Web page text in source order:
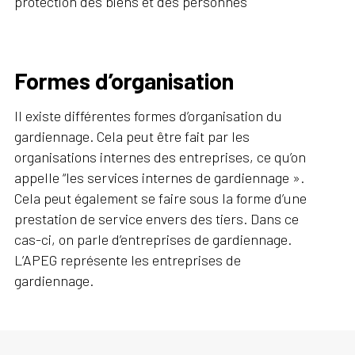
Formes d’organisation
Il existe différentes formes d’organisation du
gardiennage. Cela peut être fait par les
organisations internes des entreprises, ce qu’on
appelle “les services internes de gardiennage ».
Cela peut également se faire sous la forme d’une
prestation de service envers des tiers. Dans ce
cas-ci, on parle d’entreprises de gardiennage.
L’APEG représente les entreprises de
gardiennage.